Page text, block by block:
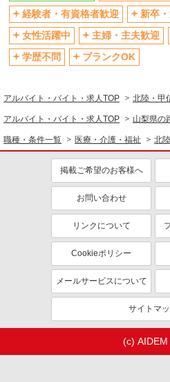
経験者・有資格者歓迎
新卒
女性活躍中
主婦・主夫歓迎
学歴不問
ブランクOK
アルバイト・バイト・求人TOP 北陸・甲
アルバイト・バイト・求人TOP 山梨県の
職種・条件一覧 医療・介護・福祉 北
掲載ご希望のお客様へ
お問い合わせ
リンクについて
Cookieポリシー
メールサービスについて
サイトマ
(c) AIDEM